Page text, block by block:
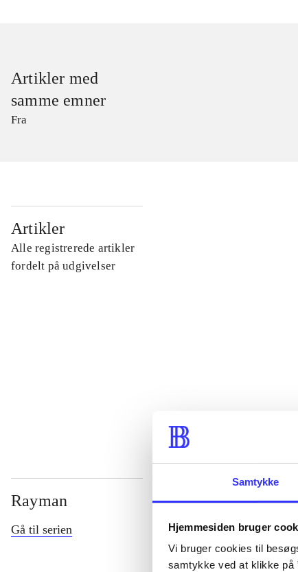
Samtykke
Hjemmesiden bruger
Vi bruger cookies til
samtykke ved at klikke på
Artikler med
samme emner
Fra
Artikler
Alle registrerede artikler
fordelt på udgivelser
Rayman
Gå til serien